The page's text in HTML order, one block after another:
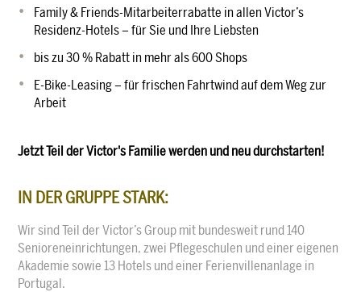
Family & Friends-Mitarbeiterrabatte in allen Victor’s
Residenz-Hotels – für Sie und Ihre Liebsten
bis zu 30 % Rabatt in mehr als 600 Shops
E-Bike-Leasing – für frischen Fahrtwind auf dem Weg zur
Arbeit
Jetzt Teil der Victor's Familie werden und neu durchstarten!
IN DER GRUPPE STARK:
Wir sind Teil der Victor’s Group mit bundesweit rund 140
Senioreneinrichtungen, zwei Pflegeschulen und einer eigenen
Akademie sowie 13 Hotels und einer Ferienvillenanlage in
Portugal.